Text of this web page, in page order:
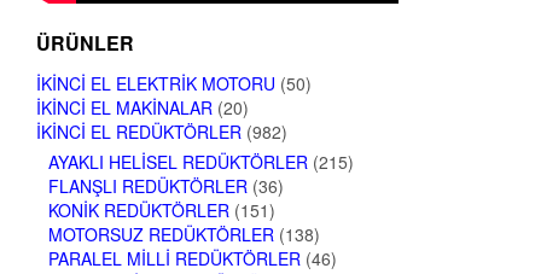
ÜRÜNLER
İKINCI EL ELEKTRIK MOTORU (50)
İKINCI EL MAKINALAR (20)
İKINCI EL REDÜKTÖRLER (982)
AYAKLI HELISEL REDÜKTÖRLER (215)
FLANŞLI REDÜKTÖRLER (36)
KONIK REDÜKTÖRLER (151)
MOTORSUZ REDÜKTÖRLER (138)
PARALEL MILLI REDÜKTÖRLER (46)